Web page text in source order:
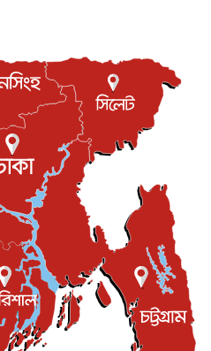
আজ মুম্বাইয়ে দুই বাড়ির মালিক
৬ আগস্ট, ২০২৬
জাতীয়তাবাদী কুলাউড়াবাসীর মত বিনিময়
৫ আগস্ট, ২০২৬
আরব সফরের আমন্ত্রণ
৫ আগস্ট, ২০২৬
দিবস আজ, স্মরণে দেশজুড়ে কর্মসূচি
৫ আগস্ট, ২০২৬
বলেই জুলাই আন্দোলন সফল :
৫ আগস্ট, ২০২৬
পরীমনির ঘনিষ্ঠ সম্পর্ক ছিল : নাসির